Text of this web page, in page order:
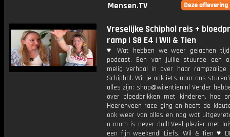
Mensen.TV
Vreselijke Schiphol reis +
ramp | S8 E4 | Wil & Tien
♥ Wat hebben we weer gelachen
podcast. Een van jullie stuurde een
melig verhaal in over haar
Schiphol. Wil je ook iets naar ons
alles zijn: shop@wilentien.nl Verder
over bloedprikken met kinderen, hoe
Heerenveen race ging en heeft de
ook weer van alles en nog wat
a mom is never dull! Veel plezier met
een fijn weekend! Liefs, Wil & Tien ♥